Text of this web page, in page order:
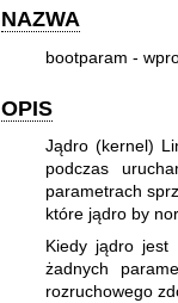
NAZWA
bootparam -
OPIS
Jądro (kernel)
podczas
parametrach
które jądro by
Kiedy jądro jest
żadnych
rozruchowego